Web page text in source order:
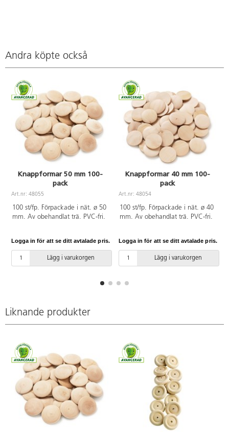
Andra köpte också
Knappformar 50 mm 100-
pack
Art.nr: 48055
100 st/fp. Förpackade i nät. ø 50
mm. Av obehandlat trä. PVC-fri.
Logga in för att se ditt avtalade pris.
Lägg i varukorgen
Knappformar 40 mm 100-
pack
Art.nr: 48054
100 st/fp. Förpackade i nät. ø 40
mm. Av obehandlat trä. PVC-fri.
Logga in för att se ditt avtalade pris.
Lägg i varukorgen
Liknande produkter